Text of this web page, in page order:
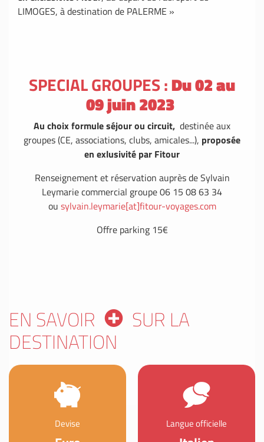
LIMOGES, à destination de PALERME »
SPECIAL GROUPES :Du 02 au
09 juin 2023
Au choix formule séjour ou circuit, destinée aux
groupes (CE, associations, clubs, amicales...), proposée
en exlusivité par Fitour
Renseignement et réservation auprès de Sylvain
Leymarie commercial groupe 06 15 08 63 34
ou sylvain.leymarie[at]fitour-voyages.com
Offre parking 15€
EN SAVOIR SUR LA
DESTINATION
Devise Langue officielle